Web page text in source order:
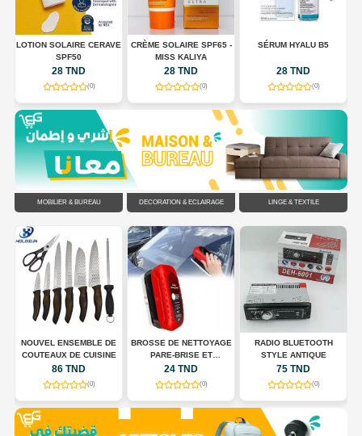
LOTION SOLAIRE CERAVE
SPF50
28 TND
(0)
CRÈME SOLAIRE SPF65 -
MISS KALIYA
28 TND
(0)
SÉRUM HYALU B5
28 TND
(0)
MOBILIER & BUREAU DÉCORATION & ÉCLAIRAGE LINGE & TEXTILE
NOUVEL ENSEMBLE DE
COUTEAUX DE CUISINE
86 TND
(0)
BROSSE DE NETTOYAGE
PARE-BRISE ET
RÉTROVISEURS
24 TND
(0)
RADIO BLUETOOTH
STYLE ANTIQUE
75 TND
(0)